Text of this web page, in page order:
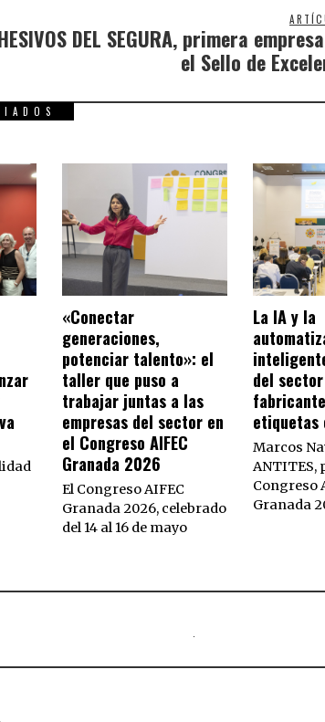
DEL SEGURA, primera
el Sello de
«Conectar
generaciones,
potenciar talento»: el
taller que puso a
trabajar juntas a las
empresas del sector en
el Congreso AIFEC
Granada 2026
El Congreso AIFEC
Granada 2026, celebrado
del 14 al 16 de mayo
La IA y la
del
etiquetas
Marcos
ANTITES,
Congreso
Granada